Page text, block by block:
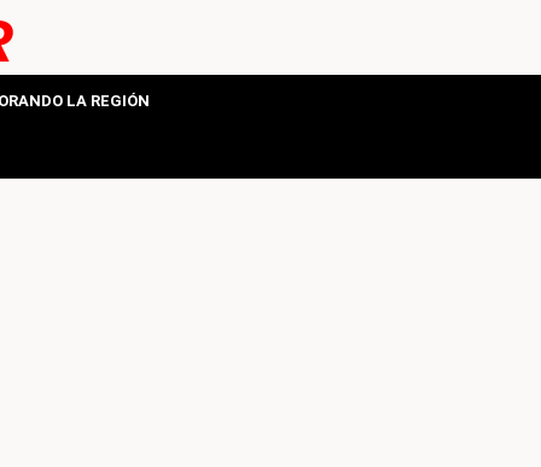
LA REGIÓN